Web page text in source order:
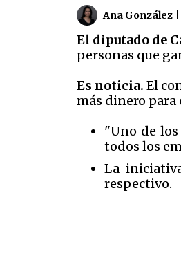
Ana González
El diputado de
personas que
Es noticia. El
más dinero para
"Uno de los
todos los
La
respectivo.